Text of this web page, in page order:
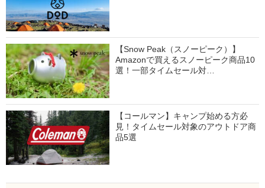
【Snow Peak（スノーピーク）】
Amazonで買えるスノーピーク商品10
選！一部タイムセール対…
【コールマン】キャンプ始める方必
見！タイムセール対象のアウトドア商
品5選